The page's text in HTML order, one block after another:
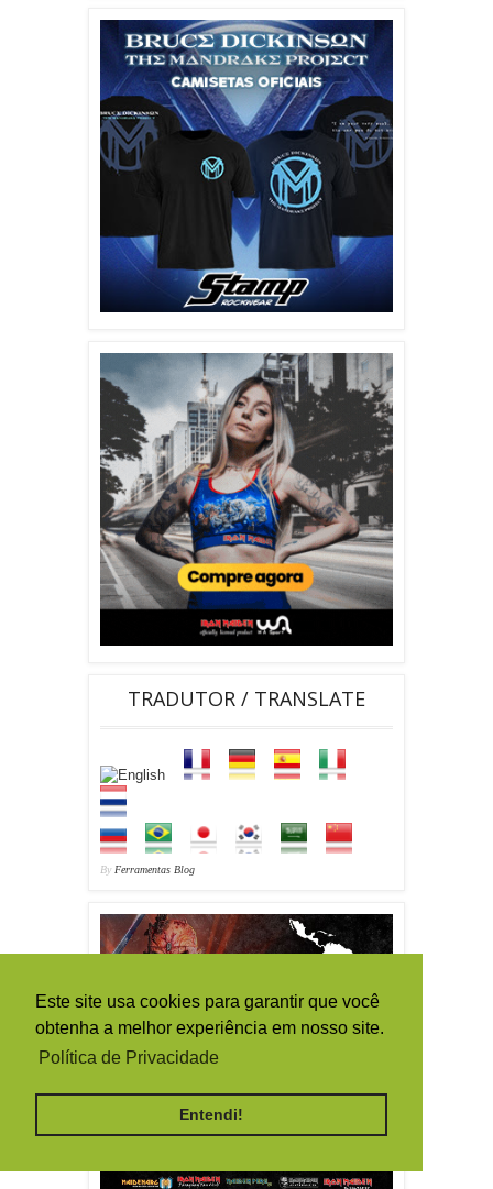
Este site usa cookies para garantir que você
obtenha a melhor experiência em nosso site.
Política de Privacidade
Entendi!
TRADUTOR / TRANSLATE
By Ferramentas Blog